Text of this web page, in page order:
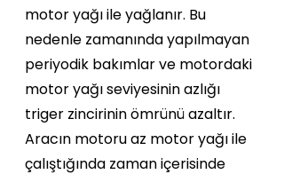
motor yağı ile yağlanır. Bu
nedenle zamanında yapılmayan
periyodik bakımlar ve motordaki
motor yağı seviyesinin azlığı
triger zincirinin ömrünü azaltır.
Aracın motoru az motor yağı ile
çalıştığında zaman içerisinde